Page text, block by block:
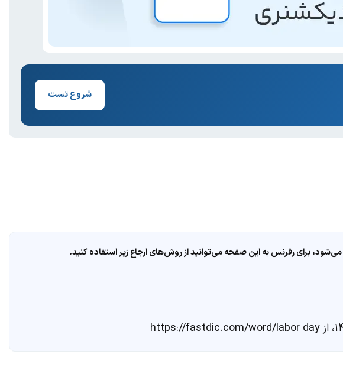
شروع تست
برای رفرنس به این صفحه می‌توانید از روش‌های ارجاع زیر استفاده کنید.